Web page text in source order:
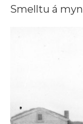
Smelltu á